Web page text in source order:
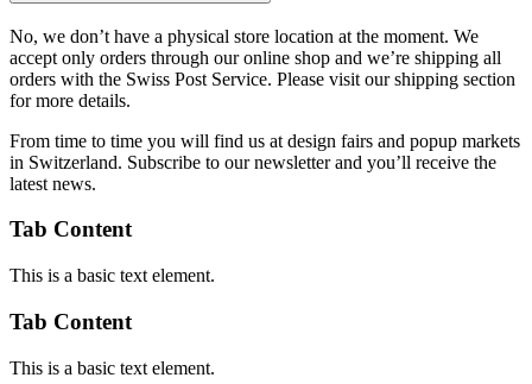
No, we don’t have a physical store location at the moment. We
accept only orders through our online shop and we’re shipping all
orders with the Swiss Post Service. Please visit our shipping section
for more details.
From time to time you will find us at design fairs and popup markets
in Switzerland. Subscribe to our newsletter and you’ll receive the
latest news.
Tab Content
This is a basic text element.
Tab Content
This is a basic text element.